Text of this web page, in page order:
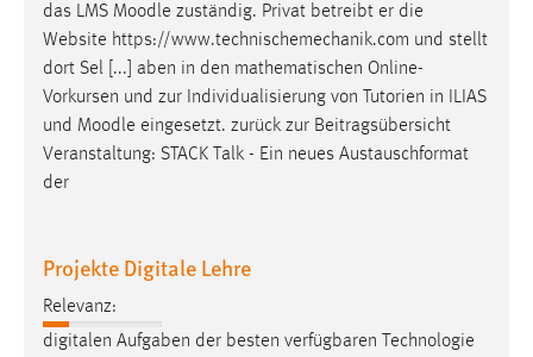
das LMS Moodle zuständig. Privat betreibt er die
Website https://www.technischemechanik.com und stellt
dort Sel [...] aben in den mathematischen Online-
Vorkursen und zur Individualisierung von Tutorien in ILIAS
und Moodle eingesetzt. zurück zur Beitragsübersicht
Veranstaltung: STACK Talk - Ein neues Austauschformat
der
Projekte Digitale Lehre
Relevanz:
digitalen Aufgaben der besten verfügbaren Technologie
Zweck:
Dieser Cookie ist notwendig um sich an der Website
einloggen zu können.
Cookie Laufzeit:
24 Stunden
STATISTIK
Diese Informationen helfen uns zu verstehen, wie
unsere Besucher unsere Website nutzen.